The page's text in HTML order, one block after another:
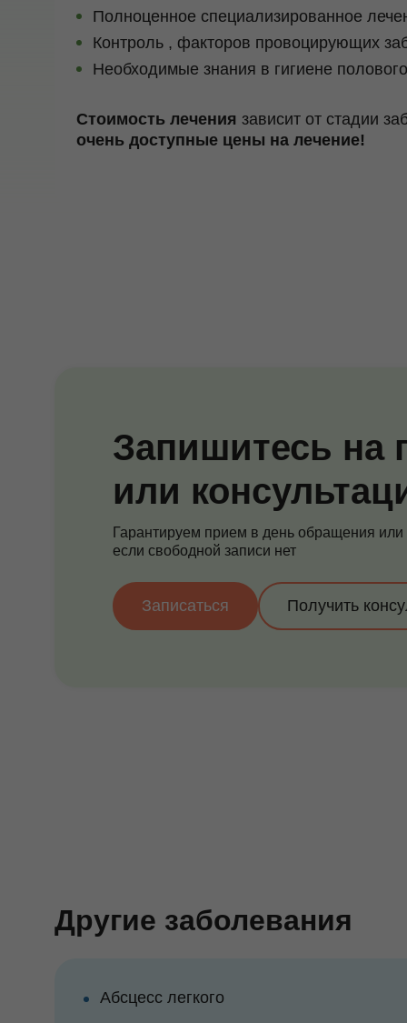
Полноценное специализированное
Контроль , факторов провоцирующих
Необходимые знания в гигиене
Стоимость лечения зависит от стадии
очень доступные цены на лечение!
Запишитесь на
или
Гарантируем прием в день обращения
если свободной записи нет
Записаться Получить
Другие заболевания
Абсцесс легкого